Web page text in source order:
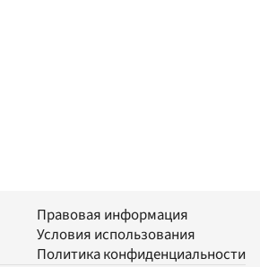
Правовая информация
Условия использования
Политика конфиденциальности